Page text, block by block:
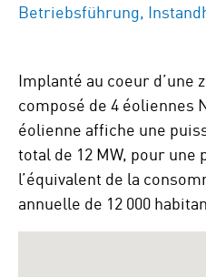
Betriebsführung,
Implanté au coeur d’une
composé de 4 éoliennes
éolienne affiche une
total de 12 MW, pour
l’équivalent de la
annuelle de 12 000